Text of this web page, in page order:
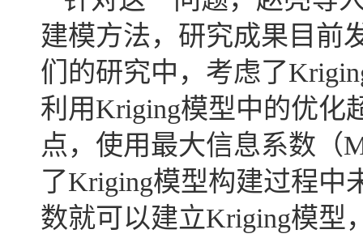
建模方法，研究成果目前
们的研究中，考虑了
利用Kriging模型中的优化
点，使用最大信息系数（
了Kriging模型构建过程中
数就可以建立Kriging模型